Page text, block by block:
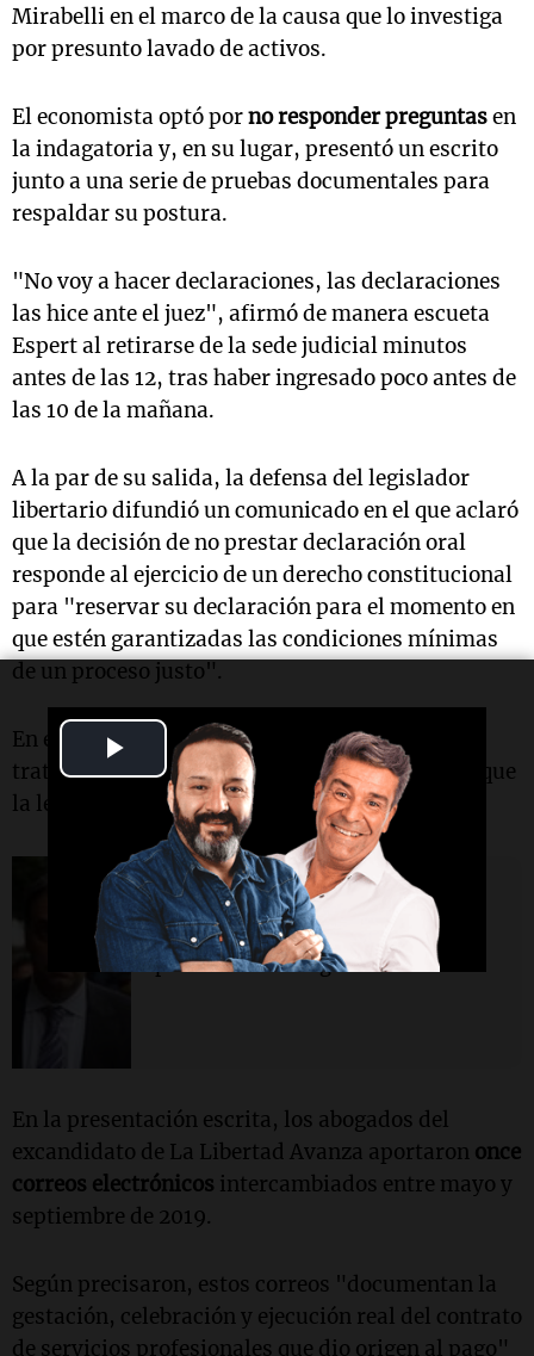
Play
Video
Mirabelli en el marco de la causa que lo investiga
por presunto lavado de activos.
El economista optó porno responder preguntasen
la indagatoria y, en su lugar, presentó un escrito
junto a una serie de pruebas documentales para
respaldar su postura.
"No voy a hacer declaraciones, las declaraciones
las hice ante el juez", afirmó de manera escueta
Espert al retirarse de la sede judicial minutos
antes de las 12, tras haber ingresado poco antes de
las 10 de la mañana.
A la par de su salida, la defensa del legislador
libertario difundió un comunicado en el que aclaró
que la decisión de no prestar declaración oral
responde al ejercicio de un derecho constitucional
para "reservar su declaración para el momento en
que estén garantizadas las condiciones mínimas
de un proceso justo".
En el texto subrayó: "No se trata de silencio, se
trata de exigir que las reglas del juego sean las que
la ley establece para todos".
Política y Economía
El Gobierno confirmó que
mantendrá la custodia a Adorni
por razones de seguridad
En la presentación escrita, los abogados del
excandidato de La Libertad Avanza aportaron once
correos electrónicos intercambiados entre mayo y
septiembre de 2019.
Según precisaron, estos correos "documentan la
gestación, celebración y ejecución real del contrato
de servicios profesionales que dio origen al pago"